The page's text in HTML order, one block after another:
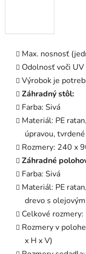
Max. nosnosť
Odolnosť voči UV
Výrobok je
Záhradný stôl:
Farba: Sivá
Materiál: PE
úpravou,
Rozmery: 240 x
Záhradné
Farba: Sivá
Materiál: PE
drevo s
Celkové
Rozmery v
x H x V)